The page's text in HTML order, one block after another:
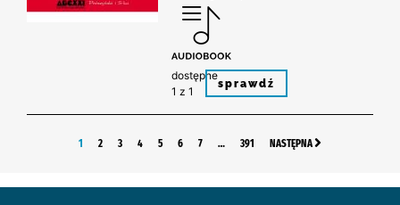
dostępne
1 z 1
sprawdź
1 2 3 4 5 6 7 … 391 NASTĘPNA